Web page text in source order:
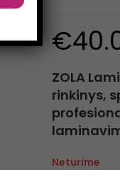
€
ZOLA
rinkinys,
Neturime